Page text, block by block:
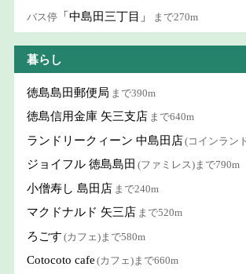
バス停 「中島田三丁目」 まで270m
暮らし
徳島島田郵便局 まで390m
徳島信用金庫 矢三支店 まで640m
ランドリークィーン 中島田店(コインラン
ジョイフル 徳島島田 (ファミレス)まで790m
小僧寿し 島田店 まで240m
マクドナルド 矢三店 まで520m
ろごす (カフェ)まで580m
Cotocoto cafe (カフェ)まで660m